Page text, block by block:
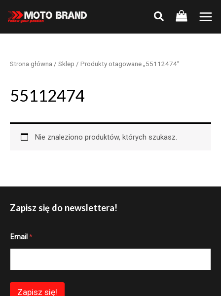
Main
Strona główna / Sklep / Produkty otagowane „55112474”
55112474
Nie znaleziono produktów, których szukasz.
Zapisz się do newslettera!
m
E
Email *
Zapisz się!